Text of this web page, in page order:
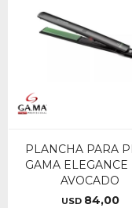
PLANCHA PARA
GAMA ELEGANCE
AVOCADO
USD 84,00